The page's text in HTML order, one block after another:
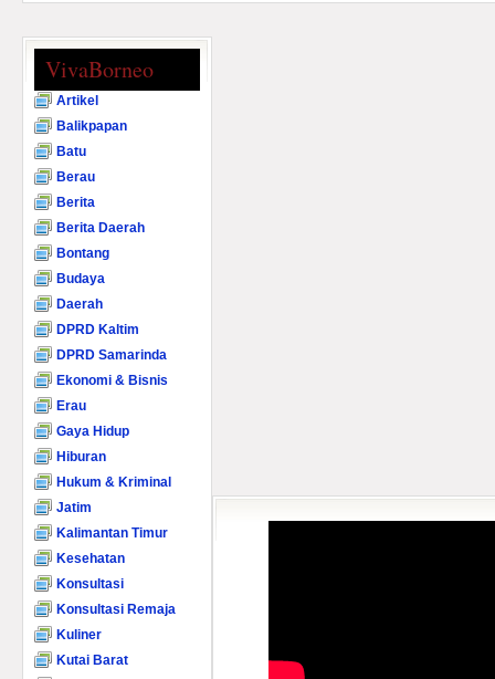
VivaBorneo
Artikel
Balikpapan
Batu
Berau
Berita
Berita Daerah
Bontang
Budaya
Daerah
DPRD Kaltim
DPRD Samarinda
Ekonomi & Bisnis
Erau
Gaya Hidup
Hiburan
Hukum & Kriminal
Jatim
Kalimantan Timur
Kesehatan
Konsultasi
Konsultasi Remaja
Kuliner
Kutai Barat